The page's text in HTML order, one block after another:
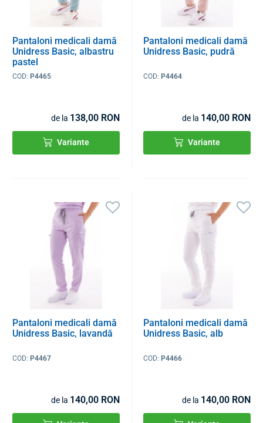
Pantaloni medicali damă
Unidress Basic, albastru
pastel
COD: P4465
de la 138,00 RON
Variante
Pantaloni medicali damă
Unidress Basic, pudră
COD:P4464
de la 140,00 RON
Variante
Pantaloni medicali damă
Unidress Basic, lavandă
COD: P4467
de la 140,00 RON
Pantaloni medicali damă
Unidress Basic, alb
COD:P4466
de la 140,00 RON